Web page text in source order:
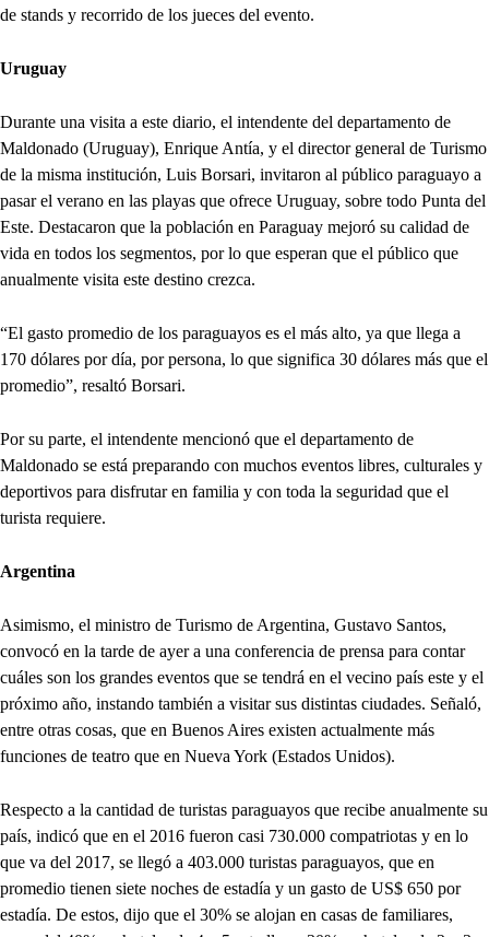
de stands y recorrido de los jueces del evento.
Uruguay
Durante una visita a este diario, el intendente del departamento de
Maldonado (Uruguay), Enrique Antía, y el director general de Turismo
de la misma institución, Luis Borsari, invitaron al público paraguayo a
pasar el verano en las playas que ofrece Uruguay, sobre todo Punta del
Este. Destacaron que la población en Paraguay mejoró su calidad de
vida en todos los segmentos, por lo que esperan que el público que
anualmente visita este destino crezca.
“El gasto promedio de los paraguayos es el más alto, ya que llega a
170 dólares por día, por persona, lo que significa 30 dólares más que el
promedio”, resaltó Borsari.
Por su parte, el intendente mencionó que el departamento de
Maldonado se está preparando con muchos eventos libres, culturales y
deportivos para disfrutar en familia y con toda la seguridad que el
turista requiere.
Argentina
Asimismo, el ministro de Turismo de Argentina, Gustavo Santos,
convocó en la tarde de ayer a una conferencia de prensa para contar
cuáles son los grandes eventos que se tendrá en el vecino país este y el
próximo año, instando también a visitar sus distintas ciudades. Señaló,
entre otras cosas, que en Buenos Aires existen actualmente más
funciones de teatro que en Nueva York (Estados Unidos).
Respecto a la cantidad de turistas paraguayos que recibe anualmente su
país, indicó que en el 2016 fueron casi 730.000 compatriotas y en lo
que va del 2017, se llegó a 403.000 turistas paraguayos, que en
promedio tienen siete noches de estadía y un gasto de US$ 650 por
estadía. De estos, dijo que el 30% se alojan en casas de familiares,